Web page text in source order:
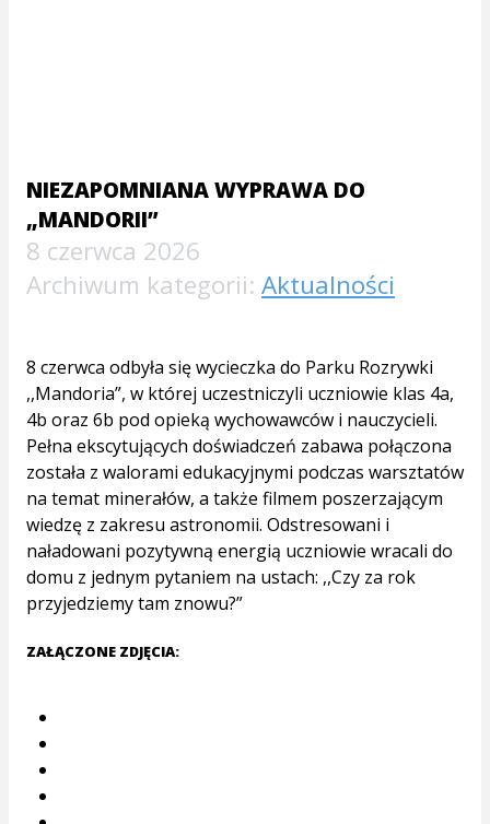
NIEZAPOMNIANA WYPRAWA DO
„MANDORII”
8 czerwca 2026
Archiwum kategorii: Aktualności
8 czerwca odbyła się wycieczka do Parku Rozrywki
,,Mandoria”, w której uczestniczyli uczniowie klas 4a,
4b oraz 6b pod opieką wychowawców i nauczycieli.
Pełna ekscytujących doświadczeń zabawa połączona
została z walorami edukacyjnymi podczas warsztatów
na temat minerałów, a także filmem poszerzającym
wiedzę z zakresu astronomii. Odstresowani i
naładowani pozytywną energią uczniowie wracali do
domu z jednym pytaniem na ustach: ,,Czy za rok
przyjedziemy tam znowu?”
ZAŁĄCZONE ZDJĘCIA: